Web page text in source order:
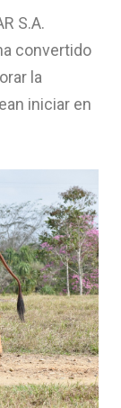
S.A.
convertido
la
iniciar en